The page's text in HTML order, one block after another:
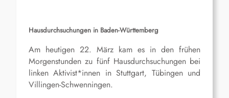
Hausdurchsuchungen in Baden-Württemberg
Am heutigen 22. März kam es in den frühen
Morgenstunden zu fünf Hausdurchsuchungen bei
linken Aktivist*innen in Stuttgart, Tübingen und
Villingen-Schwenningen.